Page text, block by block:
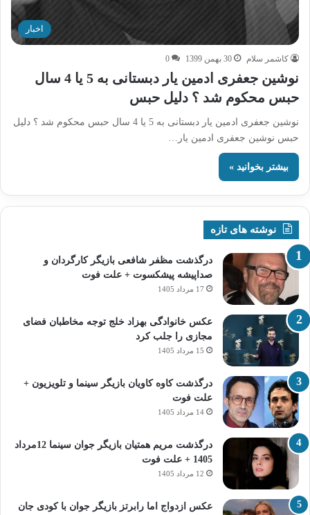
اخبار
کاشمر سلام 30 بهمن 1399 0
نوشین جعفری ادمین یار دبستانی به 5 یا 4 سال
حبس محکوم شد ؟ دلیل حبس
نوشین جعفری ادمین یار دبستانی به 5 یا 4 سال حبس محکوم شد ؟ دلیل
حبس نوشین جعفری ادمین یار…
بیشتر بخوانید »
نوشته های تازه
درگذشت مظفر شافعی بازیگر کارگردان و
صداپیشه پیشکسوت + علت فوت
17 مرداد 1405
عکس خانوادگی بهزاد خلج توجه مخاطبان فضای
مجازی را جلب کرد
15 مرداد 1405
درگذشت کاوه کاویان بازیگر سینما و تلویزیون +
علت فوت
14 مرداد 1405
درگذشت مریم همتیان بازیگر جوان سینما 12مرداد
1405 + علت فوت
12 مرداد 1405
عکس ازدواج اما رابرتز بازیگر جوان با کودی جان